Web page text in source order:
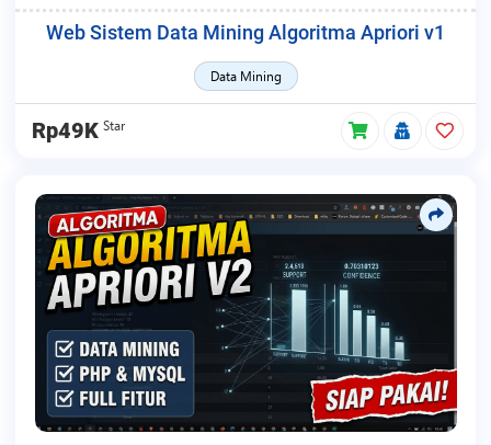
Web Sistem Data Mining Algoritma Apriori v1
Data Mining
Rp49K Star